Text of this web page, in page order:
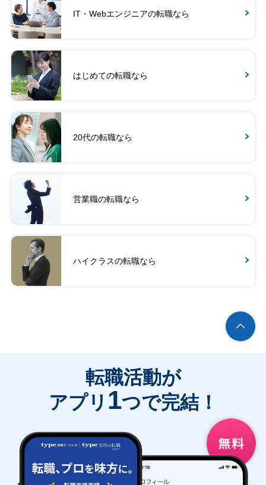
IT・Webエンジニアの転職なら
はじめての転職なら
20代の転職なら
営業職の転職なら
ハイクラスの転職なら
転職活動が
アプリ 1つで完結！